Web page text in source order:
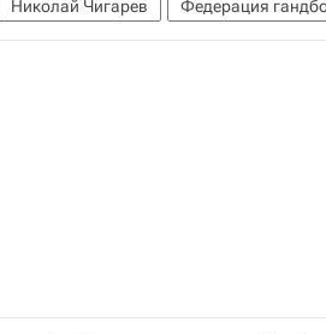
Николай Чигарев Федерация